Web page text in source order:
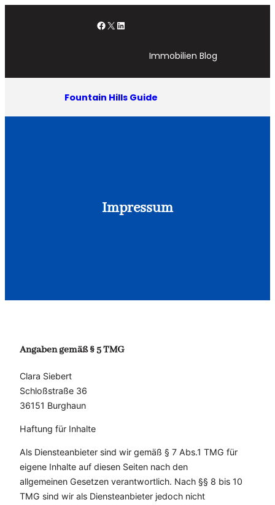
Facebook X LinkedIn
Immobilien Blog
Fountain Hills Guide
Impressum
Angaben gemäß § 5 TMG
Clara Siebert
Schloßstraße 36
36151 Burghaun
Haftung für Inhalte
Als Diensteanbieter sind wir gemäß § 7 Abs.1 TMG für
eigene Inhalte auf diesen Seiten nach den
allgemeinen Gesetzen verantwortlich. Nach §§ 8 bis 10
TMG sind wir als Diensteanbieter jedoch nicht